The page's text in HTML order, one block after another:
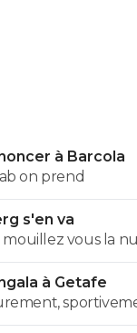
à Barcola
on prend
s'en va
vous la
à Getafe